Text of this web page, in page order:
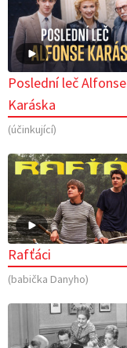
Poslední leč Alfonse
Karáska
(účinkující)
Rafťáci
(babička Danyho)